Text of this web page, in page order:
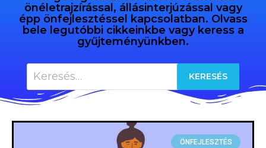
önéletrajzírással, állásinterjúzással vagy
épp önfejlesztéssel kapcsolatban. Olvass
bele legutóbbi cikkeinkbe vagy keress a
gyűjteményünkben.
ÖNFEJLESZTÉS